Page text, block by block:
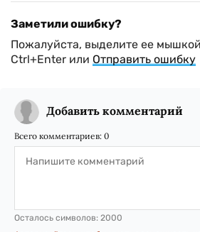
Заметили ошибку?
Пожалуйста, выделите ее
Ctrl+Enter или Отправить ошибку
Добавить комментарий
Всего комментариев: 0
Осталось символов: 2000